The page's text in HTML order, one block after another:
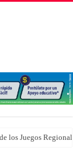
los Juegos